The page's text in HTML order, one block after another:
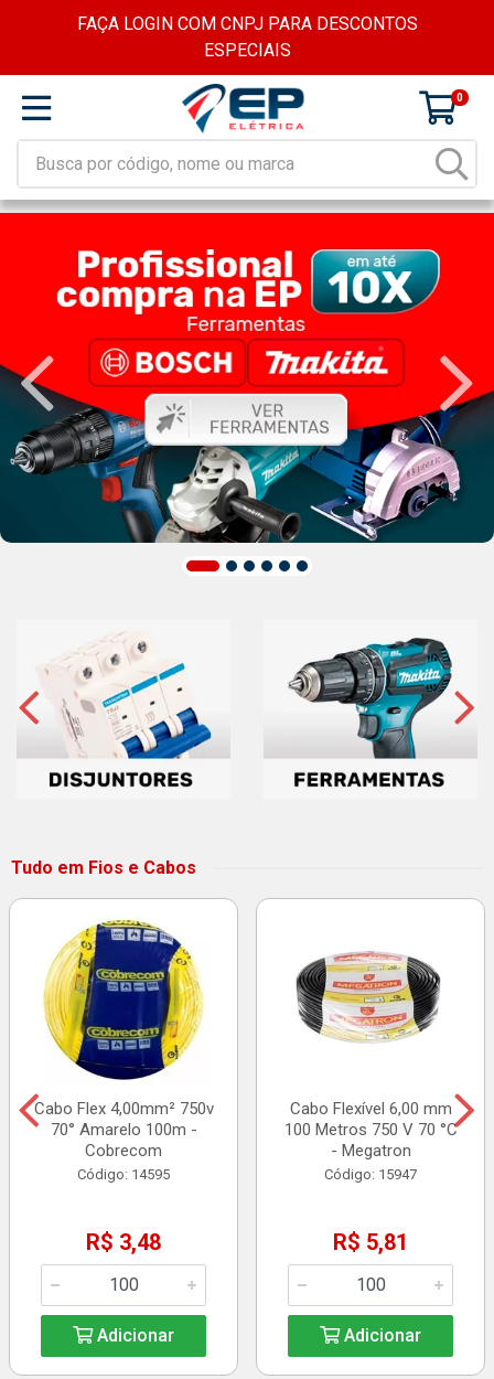
FAÇA LOGIN COM CNPJ PARA DESCONTOS
ESPECIAIS
0
Tudo em Fios e Cabos
Cabo Flex 4,00mm² 750v
70° Amarelo 100m -
Cobrecom
Código: 14595
R$ 3,48
Adicionar
Cabo Flexível 6,00 mm
100 Metros 750 V 70 °C
- Megatron
Código: 15947
R$ 5,81
Adicionar